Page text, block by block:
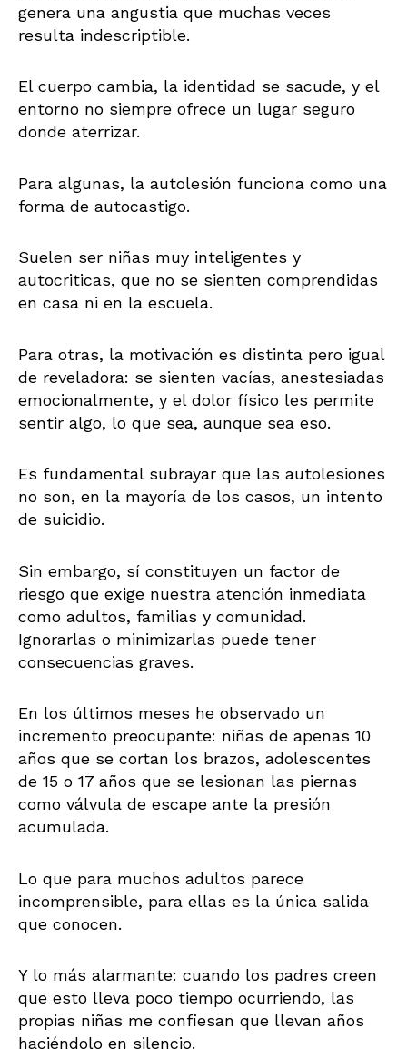
genera una angustia que muchas veces
resulta indescriptible.
El cuerpo cambia, la identidad se sacude, y el
entorno no siempre ofrece un lugar seguro
donde aterrizar.
Para algunas, la autolesión funciona como una
forma de autocastigo.
Suelen ser niñas muy inteligentes y
autocriticas, que no se sienten comprendidas
en casa ni en la escuela.
Para otras, la motivación es distinta pero igual
de reveladora: se sienten vacías, anestesiadas
emocionalmente, y el dolor físico les permite
sentir algo, lo que sea, aunque sea eso.
Es fundamental subrayar que las autolesiones
no son, en la mayoría de los casos, un intento
de suicidio.
Sin embargo, sí constituyen un factor de
riesgo que exige nuestra atención inmediata
como adultos, familias y comunidad.
Ignorarlas o minimizarlas puede tener
consecuencias graves.
En los últimos meses he observado un
incremento preocupante: niñas de apenas 10
años que se cortan los brazos, adolescentes
de 15 o 17 años que se lesionan las piernas
como válvula de escape ante la presión
acumulada.
Lo que para muchos adultos parece
incomprensible, para ellas es la única salida
que conocen.
Y lo más alarmante: cuando los padres creen
que esto lleva poco tiempo ocurriendo, las
propias niñas me confiesan que llevan años
haciéndolo en silencio.